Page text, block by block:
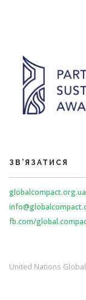
ЗВ’ЯЗАТИСЯ
globalcompact.org.ua
fb.com/
United Nations